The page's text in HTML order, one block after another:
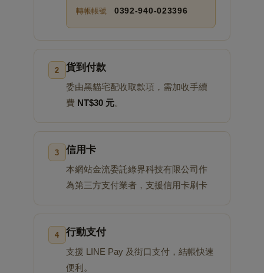
轉帳帳號
0392‑940‑023396
2 貨到付款
委由黑貓宅配收取款項，需加收手續
費 NT$30 元。
3 信用卡
本網站金流委託綠界科技有限公司作
為第三方支付業者，支援信用卡刷卡
4 行動支付
支援 LINE Pay 及街口支付，結帳快速
便利。